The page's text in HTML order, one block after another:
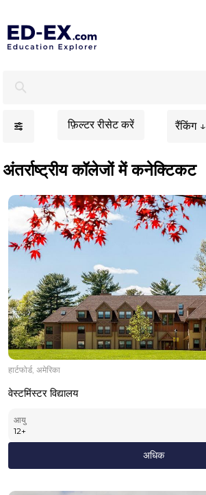
फ़िल्टर रीसेट करें रैंकिंग ↓
अंतर्राष्ट्रीय कॉलेजों में कनेक्टिकट
हार्टफोर्ड, अमेरिका
वेस्टमिंस्टर विद्यालय
आयु
12+
अधिक